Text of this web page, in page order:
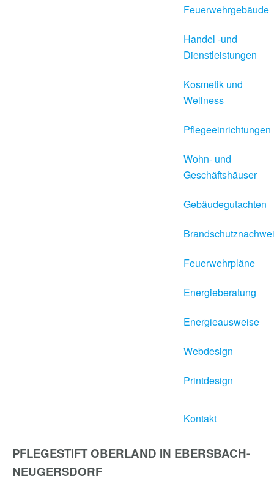
Feuerwehrgebäude
Handel -und
Dienstleistungen
Kosmetik und
Wellness
Pflegeeinrichtungen
Wohn- und
Geschäftshäuser
Gebäudegutachten
Feuerwehrpläne
Energieberatung
Energieausweise
Webdesign
Printdesign
Kontakt
PFLEGESTIFT OBERLAND IN EBERSBACH-
NEUGERSDORF